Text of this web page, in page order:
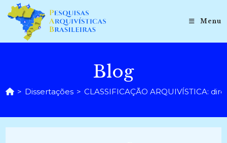
para
conteúdo
Menu
Blog
> Dissertações > CLASSIFICAÇÃO ARQUIVÍSTICA: